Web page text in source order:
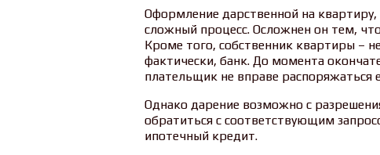
Оформление дарственной на
сложный процесс. Осложнен он тем,
Кроме того, собственник квартиры –
фактически, банк. До момента
плательщик не вправе распоряжаться
Однако дарение возможно с
обратиться с соответствующим
ипотечный кредит.